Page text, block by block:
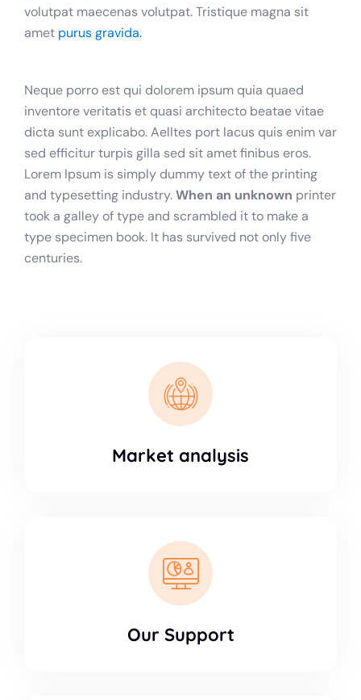
volutpat maecenas volutpat. Tristique magna sit
amet purus gravida.
Neque porro est qui dolorem ipsum quia quaed
inventore veritatis et quasi architecto beatae vitae
dicta sunt explicabo. Aelltes port lacus quis enim var
sed efficitur turpis gilla sed sit amet finibus eros.
Lorem Ipsum is simply dummy text of the printing
and typesetting industry.When an unknown printer
took a galley of type and scrambled it to make a
type specimen book. It has survived not only five
centuries.
Market analysis
Our Support